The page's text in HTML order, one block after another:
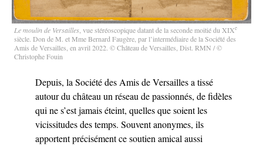
Le moulin de Versailles , vue stéréoscopique datant de la seconde moitié du XIXe
siècle. Don de M. et Mme Bernard Faugère, par l’intermédiaire de la Société des
Amis de Versailles, en avril 2022. © Château de Versailles, Dist. RMN / ©
Christophe Fouin
Depuis, la Société des Amis de Versailles a tissé
autour du château un réseau de passionnés, de fidèles
qui ne s’est jamais éteint, quelles que soient les
vicissitudes des temps. Souvent anonymes, ils
apportent précisément ce soutien amical aussi